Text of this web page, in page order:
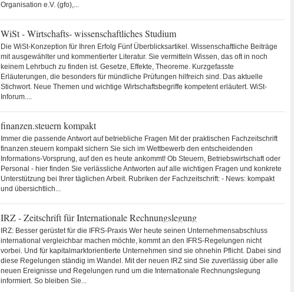
Organisation e.V. (gfo),...
WiSt - Wirtschafts- wissenschaftliches Studium
Die WiSt-Konzeption für Ihren Erfolg Fünf Überblicksartikel. Wissenschaftliche Beiträge
mit ausgewählter und kommentierter Literatur. Sie vermitteln Wissen, das oft in noch
keinem Lehrbuch zu finden ist. Gesetze, Effekte, Theoreme. Kurzgefasste
Erläuterungen, die besonders für mündliche Prüfungen hilfreich sind. Das aktuelle
Stichwort. Neue Themen und wichtige Wirtschaftsbegriffe kompetent erläutert. WiSt-
Inforum....
finanzen.steuern kompakt
Immer die passende Antwort auf betriebliche Fragen Mit der praktischen Fachzeitschrift
finanzen.steuern kompakt sichern Sie sich im Wettbewerb den entscheidenden
Informations-Vorsprung, auf den es heute ankommt! Ob Steuern, Betriebswirtschaft oder
Personal - hier finden Sie verlässliche Antworten auf alle wichtigen Fragen und konkrete
Unterstützung bei Ihrer täglichen Arbeit. Rubriken der Fachzeitschrift: - News: kompakt
und übersichtlich...
IRZ - Zeitschrift für Internationale Rechnungslegung
IRZ: Besser gerüstet für die IFRS-Praxis Wer heute seinen Unternehmensabschluss
international vergleichbar machen möchte, kommt an den IFRS-Regelungen nicht
vorbei. Und für kapitalmarktorientierte Unternehmen sind sie ohnehin Pflicht. Dabei sind
diese Regelungen ständig im Wandel. Mit der neuen IRZ sind Sie zuverlässig über alle
neuen Ereignisse und Regelungen rund um die Internationale Rechnungslegung
informiert. So bleiben Sie...